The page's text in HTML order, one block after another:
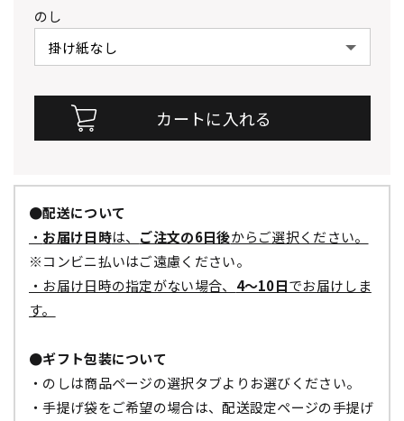
のし
●配送について
・ お届け日時は、 ご注文の6日後からご選択ください。
※コンビニ払いはご遠慮ください。
・お届け日時の指定がない場合、 4～10日でお届けしま
す。
●ギフト包装について
・のしは商品ページの選択タブよりお選びください。
・手提げ袋をご希望の場合は、配送設定ページの手提げ